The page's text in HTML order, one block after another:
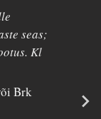
seas;
Kl
Brk